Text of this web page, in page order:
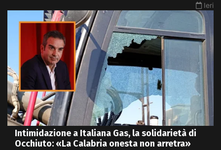
Ieri
Intimidazione a Italiana Gas, la solidarietà di
Occhiuto: «La Calabria onesta non arretra»